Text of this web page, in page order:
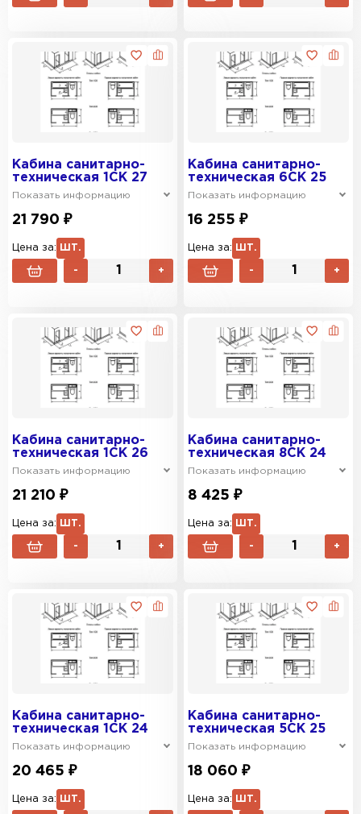
Кабина санитарно-
техническая 1СК 27
Показать информацию
21 790 ₽
Цена за: ШТ.
- +
Кабина санитарно-
техническая 6СК 25
Показать информацию
16 255 ₽
Цена за: ШТ.
- +
Кабина санитарно-
техническая 1СК 26
Показать информацию
21 210 ₽
Цена за: ШТ.
- +
Кабина санитарно-
техническая 8СК 24
Показать информацию
8 425 ₽
Цена за: ШТ.
- +
Кабина санитарно-
техническая 1СК 24
Показать информацию
20 465 ₽
Цена за: ШТ.
Кабина санитарно-
техническая 5СК 25
Показать информацию
18 060 ₽
Цена за: ШТ.